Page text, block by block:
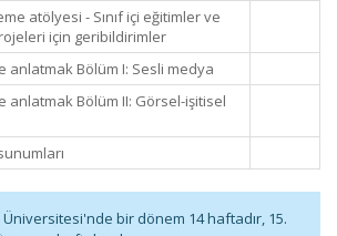
atölyesi - Sınıf içi eğitimler ve
için geribildirimler
anlatmak Bölüm I: Sesli medya
anlatmak Bölüm II: Görsel-işitisel
bir dönem 14 haftadır, 15.